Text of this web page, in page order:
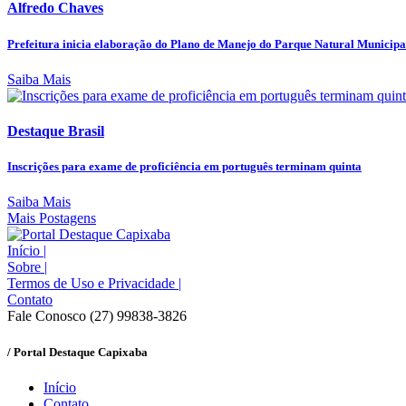
Alfredo Chaves
Prefeitura inicia elaboração do Plano de Manejo do Parque Natural
Saiba Mais
Destaque Brasil
Inscrições para exame de proficiência em português terminam quinta
Saiba Mais
Mais Postagens
Início |
Sobre |
Termos de Uso e Privacidade |
Contato
Fale Conosco (27) 99838-3826
/ Portal Destaque Capixaba
Início